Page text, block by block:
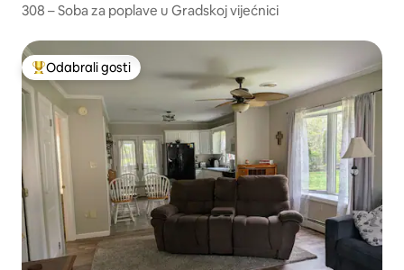
308 – Soba za poplave u Gradskoj vijećnici
Među najviše rangiranima s oznakom „Odabrali gosti”
Odabrali gosti